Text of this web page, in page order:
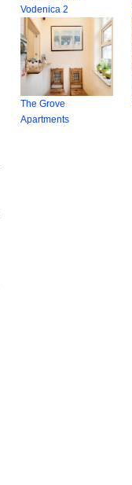
Vodenica 2
The Grove
Apartments